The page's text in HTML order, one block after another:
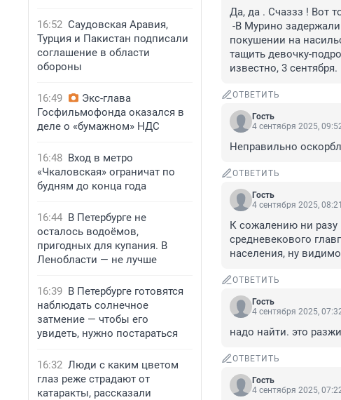
16:52 Саудовская Аравия,
Турция и Пакистан подписали
соглашение в области
обороны
16:49
Экс-глава
Госфильмофонда оказался в
деле о «бумажном» НДС
16:48 Вход в метро
«Чкаловская» ограничат по
будням до конца года
16:44 В Петербурге не
осталось водоёмов,
пригодных для купания. В
Ленобласти — не лучше
16:39 В Петербурге готовятся
наблюдать солнечное
затмение — чтобы его
увидеть, нужно постараться
16:32 Люди с каким цветом
глаз реже страдают от
катаракты, рассказали
Да, да . Счаззз ! Вот
покушении на
тащить девочку-
известно, 3 сентября.
ОТВЕТИТЬ
Гость
4 сентября 2025,
Неправильно
ОТВЕТИТЬ
Гость
4 сентября 2025, 08:21
К сожалению ни
средневекового
населения, ну видимо
ОТВЕТИТЬ
Гость
4 сентября 2025,
надо найти. это
ОТВЕТИТЬ
Гость
4 сентября 2025,